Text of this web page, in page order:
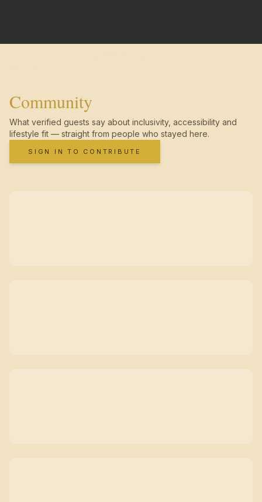
Community
What verified guests say about inclusivity, accessibility and
lifestyle fit — straight from people who stayed here.
SIGN IN TO CONTRIBUTE